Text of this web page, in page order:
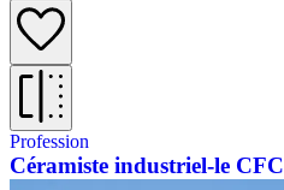
Profession
Céramiste industriel-le CFC